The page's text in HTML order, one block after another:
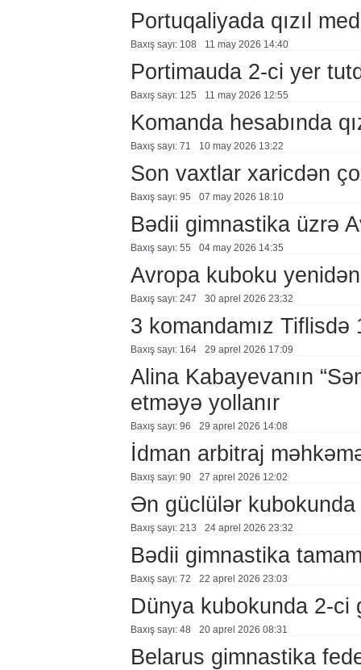
Portuqaliyada qızıl
Baxış sayı: 108 11 may 2026 14:40
Portimauda 2-ci yer
Baxış sayı: 125 11 may 2026 12:55
Komanda hesabında
Baxış sayı: 71 10 may 2026 13:22
Son vaxtlar xaricdən
Baxış sayı: 95 07 may 2026 18:10
Bədii gimnastika üzrə
Baxış sayı: 55 04 may 2026 14:35
Avropa kuboku
Baxış sayı: 247 30 aprel 2026 23:32
3 komandamız Tiflisdə
Baxış sayı: 164 29 aprel 2026 17:09
Alina Kabayevanın
etməyə yollanır
Baxış sayı: 96 29 aprel 2026 14:08
İdman arbitraj
Baxış sayı: 90 27 aprel 2026 12:02
Ən güclülər kubokunda
Baxış sayı: 213 24 aprel 2026 23:32
Bədii gimnastika
Baxış sayı: 72 22 aprel 2026 23:03
Dünya kubokunda 2-ci
Baxış sayı: 48 20 aprel 2026 08:31
Belarus gimnastika